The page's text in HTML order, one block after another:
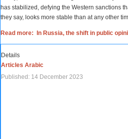
has stabilized, defying the Western sanctions
they say, looks more stable than at any other
Read more: In Russia, the shift in public
Details
Articles Arabic
Published: 14 December 2023